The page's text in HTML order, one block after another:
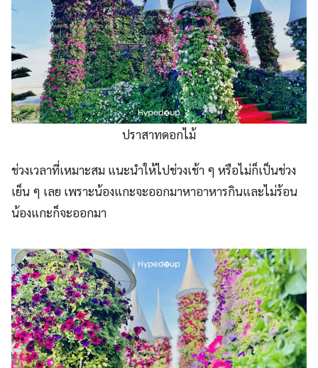
ปราสาทดอกไม้
ช่วงเวลาที่เหมาะสม แนะนำให้ไปช่วงเช้า ๆ หรือไม่ก็เป็นช่วง
เย็น ๆ เลย เพราะน้องแกะจะออกมาหาอาหารกินและไม่ร้อน
น้องแกะก็จะออกมา